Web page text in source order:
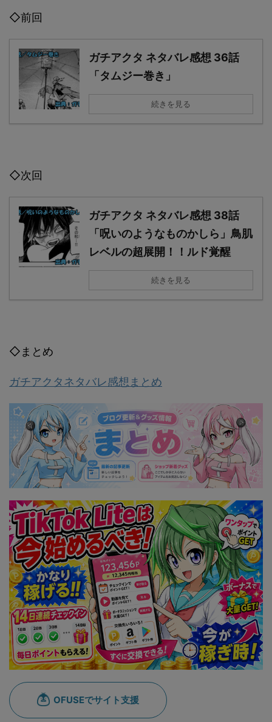
◇前回
ガチアクタ ネタバレ感想 36話
「タムジー巻き」
続きを見る
◇次回
ガチアクタ ネタバレ感想 38話
「呪いのようなものかしら」鳥肌
レベルの超展開！！ルド覚醒
続きを見る
◇まとめ
ガチアクタネタバレ感想まとめ